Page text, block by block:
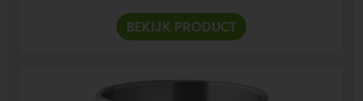
BEKIJK PRODUCT